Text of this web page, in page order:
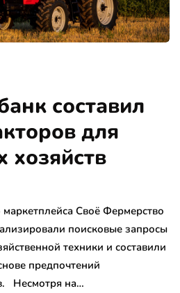
составил
для
хозяйств
Своё Фермерство
поисковые запросы
техники и составили
предпочтений
Несмотря на…